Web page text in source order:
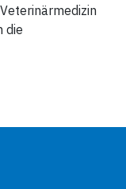
die